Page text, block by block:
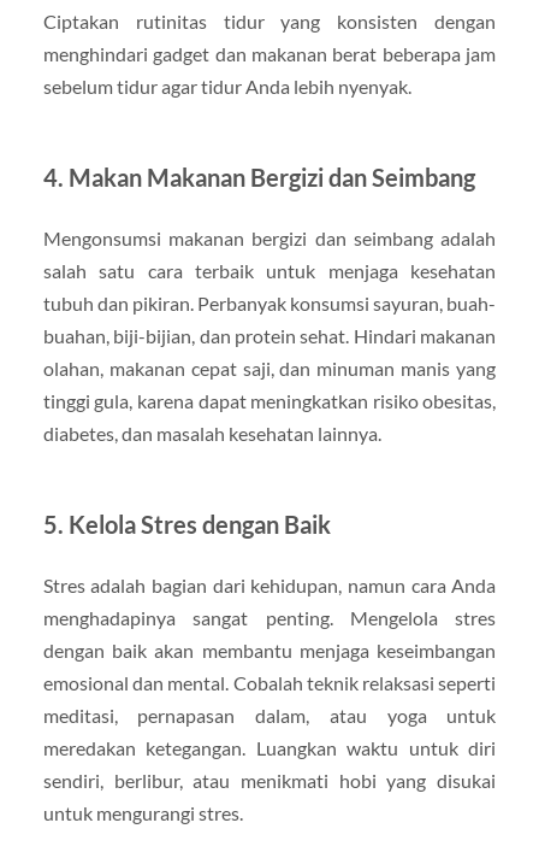
Ciptakan rutinitas tidur yang konsisten dengan
menghindari gadget dan makanan berat beberapa jam
sebelum tidur agar tidur Anda lebih nyenyak.
4. Makan Makanan Bergizi dan Seimbang
Mengonsumsi makanan bergizi dan seimbang adalah
salah satu cara terbaik untuk menjaga kesehatan
tubuh dan pikiran. Perbanyak konsumsi sayuran, buah-
buahan, biji-bijian, dan protein sehat. Hindari makanan
olahan, makanan cepat saji, dan minuman manis yang
tinggi gula, karena dapat meningkatkan risiko obesitas,
diabetes, dan masalah kesehatan lainnya.
5. Kelola Stres dengan Baik
Stres adalah bagian dari kehidupan, namun cara Anda
menghadapinya sangat penting. Mengelola stres
dengan baik akan membantu menjaga keseimbangan
emosional dan mental. Cobalah teknik relaksasi seperti
meditasi, pernapasan dalam, atau yoga untuk
meredakan ketegangan. Luangkan waktu untuk diri
sendiri, berlibur, atau menikmati hobi yang disukai
untuk mengurangi stres.